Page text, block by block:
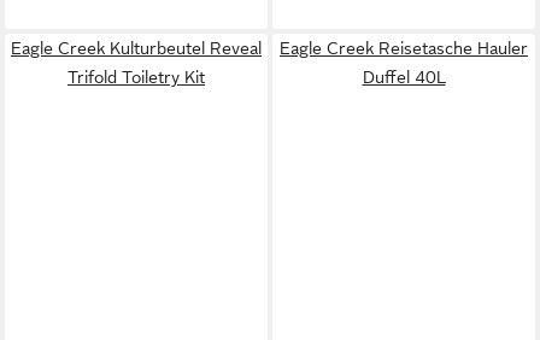
Eagle Creek Kulturbeutel Reveal
Trifold Toiletry Kit
Eagle Creek Reisetasche Hauler
Duffel 40L